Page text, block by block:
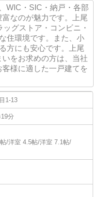
WIC・SIC・納戸・各部
なのが魅力です。上尾
グストア・コンビニ・
住環境です。また、小
方にも安心です。上尾
をお求めの方は、当社
様に適した一戸建てを
1-13
分
/洋室 4.5帖/洋室 7.1帖/